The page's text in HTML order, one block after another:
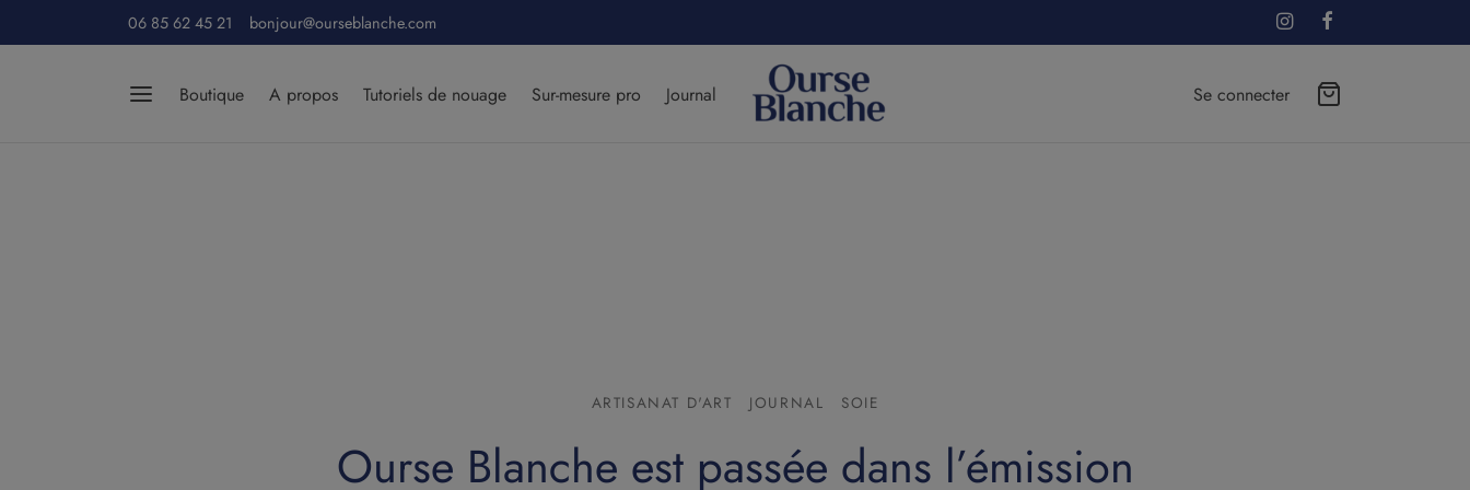
06 85 62 45 21 bonjour@ourseblanche.com
Boutique A propos Tutoriels de nouage Sur-mesure pro Journal Se connecter
ARTISANAT D'ART JOURNAL SOIE
Ourse Blanche est passée dans l’émission